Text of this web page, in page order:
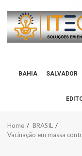
BAHIA SALVADOR
Home
BRASIL
Vacinação em massa